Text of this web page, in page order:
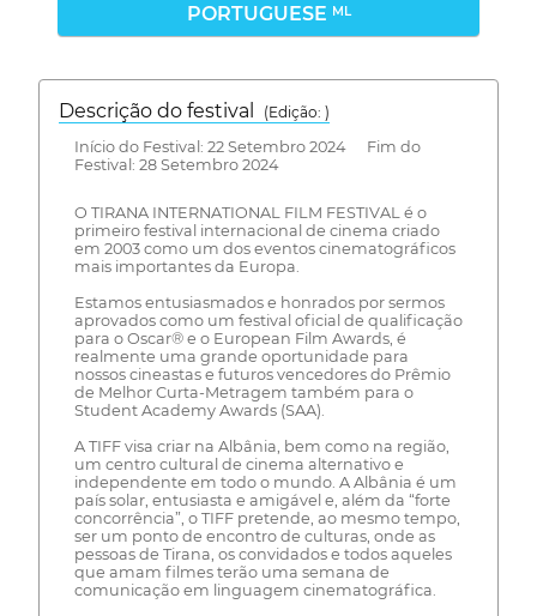
PORTUGUESE ML
Descrição do festival
(Edição: )
Início do Festival: 22 Setembro 2024 Fim do
Festival: 28 Setembro 2024
O TIRANA INTERNATIONAL FILM FESTIVAL é o
primeiro festival internacional de cinema criado
em 2003 como um dos eventos cinematográficos
mais importantes da Europa.
Estamos entusiasmados e honrados por sermos
aprovados como um festival oficial de qualificação
para o Oscar® e o European Film Awards, é
realmente uma grande oportunidade para
nossos cineastas e futuros vencedores do Prêmio
de Melhor Curta-Metragem também para o
Student Academy Awards (SAA).
A TIFF visa criar na Albânia, bem como na região,
um centro cultural de cinema alternativo e
independente em todo o mundo. A Albânia é um
país solar, entusiasta e amigável e, além da “forte
concorrência”, o TIFF pretende, ao mesmo tempo,
ser um ponto de encontro de culturas, onde as
pessoas de Tirana, os convidados e todos aqueles
que amam filmes terão uma semana de
comunicação em linguagem cinematográfica.